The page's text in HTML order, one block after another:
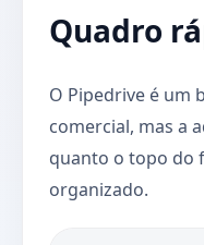
Quadro
O Pipedrive é um
comercial, mas a
quanto o topo do
organizado.